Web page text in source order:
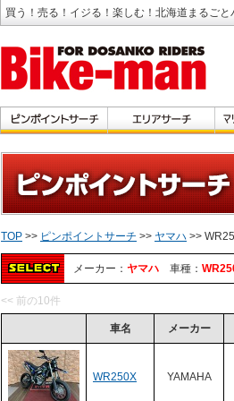
買う！売る！イジる！楽しむ！北海道まるごと
TOP >> ピンポイントサーチ >> ヤマハ >>
メーカー： ヤマハ 車種：
<< 前の10件
車名 メーカー
WR250X YAMAHA